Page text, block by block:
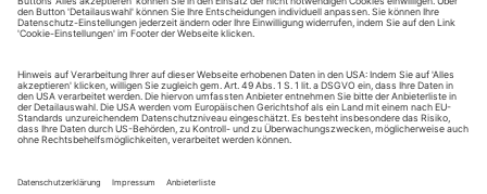
Jahrbuch. Sie erhalten Zugang zum Online-Archiv von
tanz und können sowohl das aktuelle ePaper als auch das
ePaper-Archiv über Ihren Account auf www.der-
theaterverlag.de einsehen. Das Abonnement hat eine
Laufzeit von einem Monat und verlängert sich jeweils um
einen weiteren Monat, sofern es nicht vom Kunden auf
der Seite „Mein Konto/Meine Bestellungen“ auf